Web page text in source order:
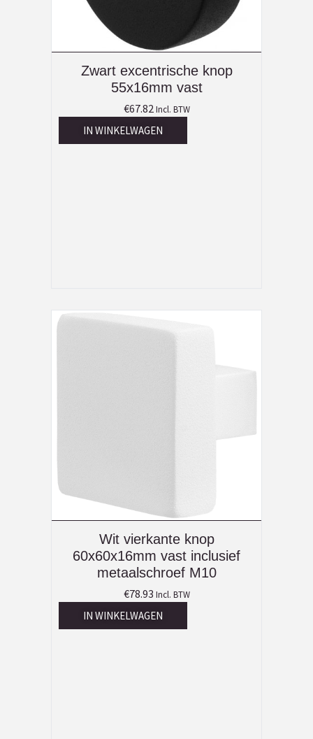
Zwart excentrische knop
55x16mm vast
€67.82 Incl. BTW
IN WINKELWAGEN
Wit vierkante knop
60x60x16mm vast inclusief
metaalschroef M10
€78.93 Incl. BTW
IN WINKELWAGEN